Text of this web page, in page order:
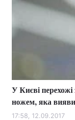
У Києві
ножем, яка
17:58, 12.09.2017